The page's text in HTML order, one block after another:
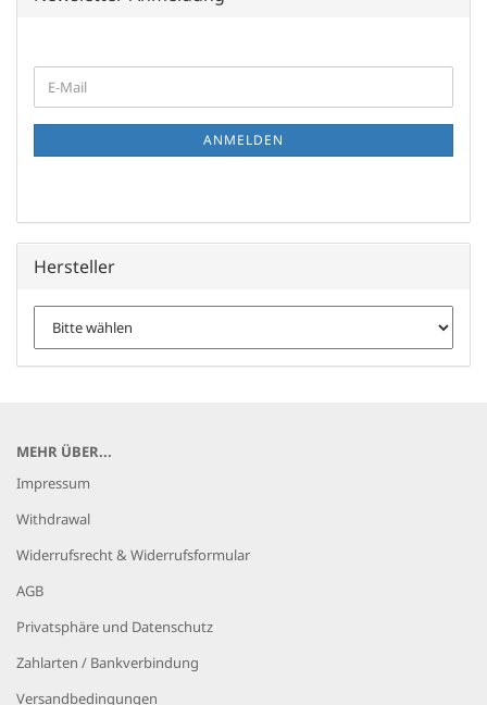
ZUR
NEWSLETTER-
E-
Mail
ANMELDEN
Hersteller
MEHR ÜBER...
Impressum
Withdrawal
Widerrufsrecht & Widerrufsformular
AGB
Privatsphäre und Datenschutz
Zahlarten / Bankverbindung
Versandbedingungen